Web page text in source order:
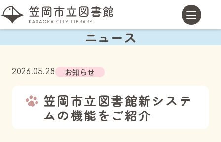
ニュース
2026.05.28 お知らせ
笠岡市立図書館新システ
ムの機能をご紹介